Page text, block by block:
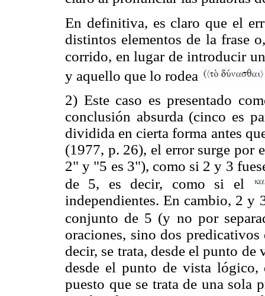
En definitiva, es claro que el
distintos elementos de la frase
corrido, en lugar de introducir
y aquello que lo rodea
2) Este caso es presentado
conclusión absurda (cinco es
dividida en cierta forma antes
(1977, p. 26), el error surge por
2" y "5 es 3"), como si 2 y 3
de 5, es decir, como si el
independientes. En cambio, 2 y
conjunto de 5 (y no por
oraciones, sino dos
decir, se trata, desde el punto
desde el punto de vista
puesto que se trata de una sola